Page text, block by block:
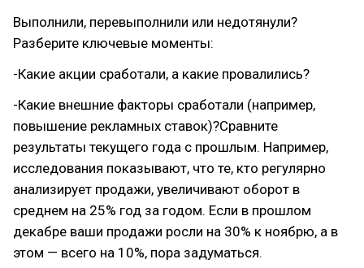
Выполнили, перевыполнили или недотянули?
Разберите ключевые моменты:
-Какие акции сработали, а какие провалились?
-Какие внешние факторы сработали (например,
повышение рекламных ставок)?Сравните
результаты текущего года с прошлым. Например,
исследования показывают, что те, кто регулярно
анализирует продажи, увеличивают оборот в
среднем на 25% год за годом. Если в прошлом
декабре ваши продажи росли на 30% к ноябрю, а в
этом — всего на 10%, пора задуматься.